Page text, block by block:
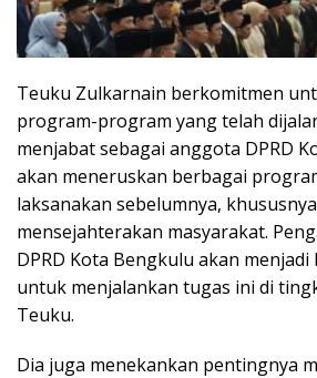
Teuku Zulkarnain berkomitmen
program-program yang telah
menjabat sebagai anggota DPRD
akan meneruskan berbagai
laksanakan sebelumnya,
mensejahterakan masyarakat.
DPRD Kota Bengkulu akan
untuk menjalankan tugas ini di
Teuku.
Dia juga menekankan pentingnya